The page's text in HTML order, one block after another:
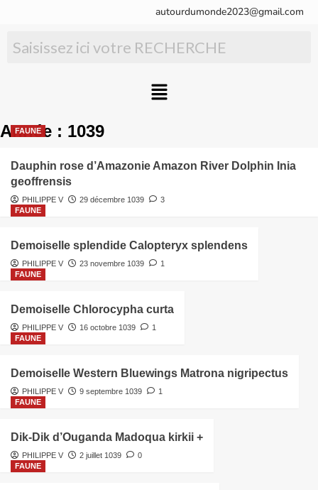
autourdumonde2023@gmail.com
Année : 1039
FAUNE
Dauphin rose d’Amazonie Amazon River Dolphin Inia
geoffrensis
PHILIPPE V 29 décembre 1039
3
FAUNE
Demoiselle splendide Calopteryx splendens
PHILIPPE V 23 novembre 1039
1
FAUNE
Demoiselle Chlorocypha curta
PHILIPPE V 16 octobre 1039
1
FAUNE
Demoiselle Western Bluewings Matrona nigripectus
PHILIPPE V 9 septembre 1039
1
FAUNE
Dik-Dik d’Ouganda Madoqua kirkii +
PHILIPPE V 2 juillet 1039
0
FAUNE